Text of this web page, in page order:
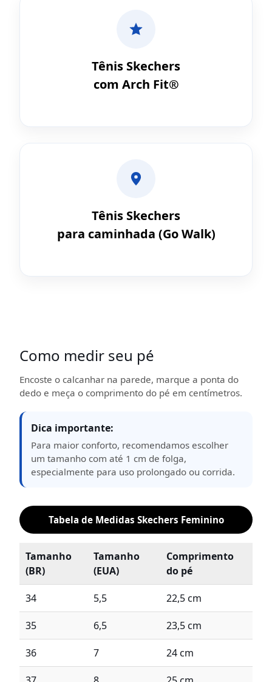
Tênis Skechers
com Arch Fit®
Tênis Skechers
para caminhada (Go Walk)
Como medir seu pé
Encoste o calcanhar na parede, marque a ponta do
dedo e meça o comprimento do pé em centímetros.
Dica importante:
Para maior conforto, recomendamos escolher
um tamanho com até 1 cm de folga,
especialmente para uso prolongado ou corrida.
Tabela de Medidas Skechers Feminino
Tamanho
(BR)
Tamanho
(EUA)
Comprimento
do pé
34 5,5 22,5 cm
35 6,5 23,5 cm
36 7 24 cm